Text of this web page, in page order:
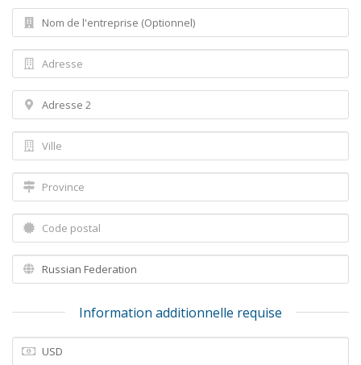
Information additionnelle requise